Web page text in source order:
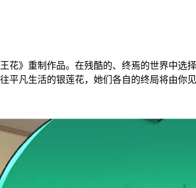
花》重制作品。在残酷的、终焉的世界中
凡生活的银莲花，她们各自的终局将由你